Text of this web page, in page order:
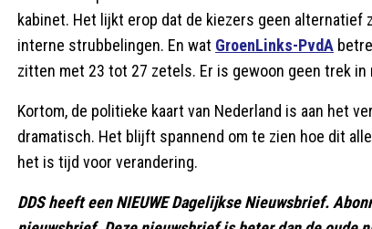
kabinet. Het lijkt erop dat de kiezers geen alternatief
interne strubbelingen. En wat GroenLinks-PvdA
zitten met 23 tot 27 zetels. Er is gewoon geen trek in
Kortom, de politieke kaart van Nederland is aan het
dramatisch. Het blijft spannend om te zien hoe dit
het is tijd voor verandering.
DDS heeft een NIEUWE Dagelijkse Nieuwsbrief.